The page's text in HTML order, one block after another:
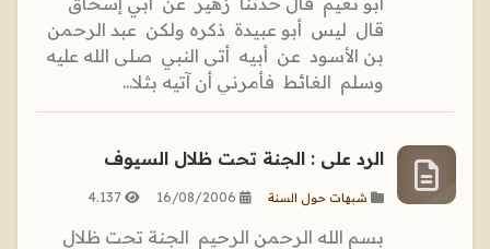
‏قال ‏ ‏ليس ‏ ‏أبو عبيدة ‏ ‏ذكره ولكن ‏ ‏عبد الرحمن
بن الأسود ‏ ‏عن ‏ ‏أبيه ‏ ‏أتى النبي ‏ ‏صلى الله عليه
وسلم ‏ ‏الغائط ‏ ‏فأمرني أن آتيه بثلا...
الرد على : الجنة تحت ظلال السيوف
شبهات حول السنة 16/08/2006
4.137
بسم الله الرحمن الرحيم الجنة تحت ظلال